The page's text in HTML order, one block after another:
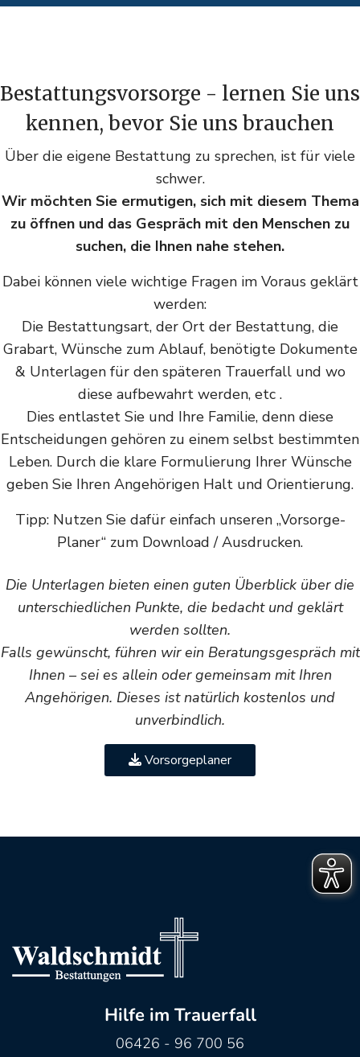
Bestattungsvorsorge - lernen Sie uns
kennen, bevor Sie uns brauchen
Über die eigene Bestattung zu sprechen, ist für viele
schwer.
Wir möchten Sie ermutigen, sich mit diesem Thema
zu öffnen und das Gespräch mit den Menschen zu
suchen, die Ihnen nahe stehen.
Dabei können viele wichtige Fragen im Voraus geklärt
werden:
Die Bestattungsart, der Ort der Bestattung, die
Grabart, Wünsche zum Ablauf, benötigte Dokumente
& Unterlagen für den späteren Trauerfall und wo
diese aufbewahrt werden, etc .
Dies entlastet Sie und Ihre Familie, denn diese
Entscheidungen gehören zu einem selbst bestimmten
Leben. Durch die klare Formulierung Ihrer Wünsche
geben Sie Ihren Angehörigen Halt und Orientierung.
Tipp: Nutzen Sie dafür einfach unseren „Vorsorge-
Planer“ zum Download / Ausdrucken.
Die Unterlagen bieten einen guten Überblick über die
unterschiedlichen Punkte, die bedacht und geklärt
werden sollten.
Falls gewünscht, führen wir ein Beratungsgespräch mit
Ihnen – sei es allein oder gemeinsam mit Ihren
Angehörigen. Dieses ist natürlich kostenlos und
unverbindlich.
Vorsorgeplaner
Hilfe im Trauerfall
06426 - 96 700 56